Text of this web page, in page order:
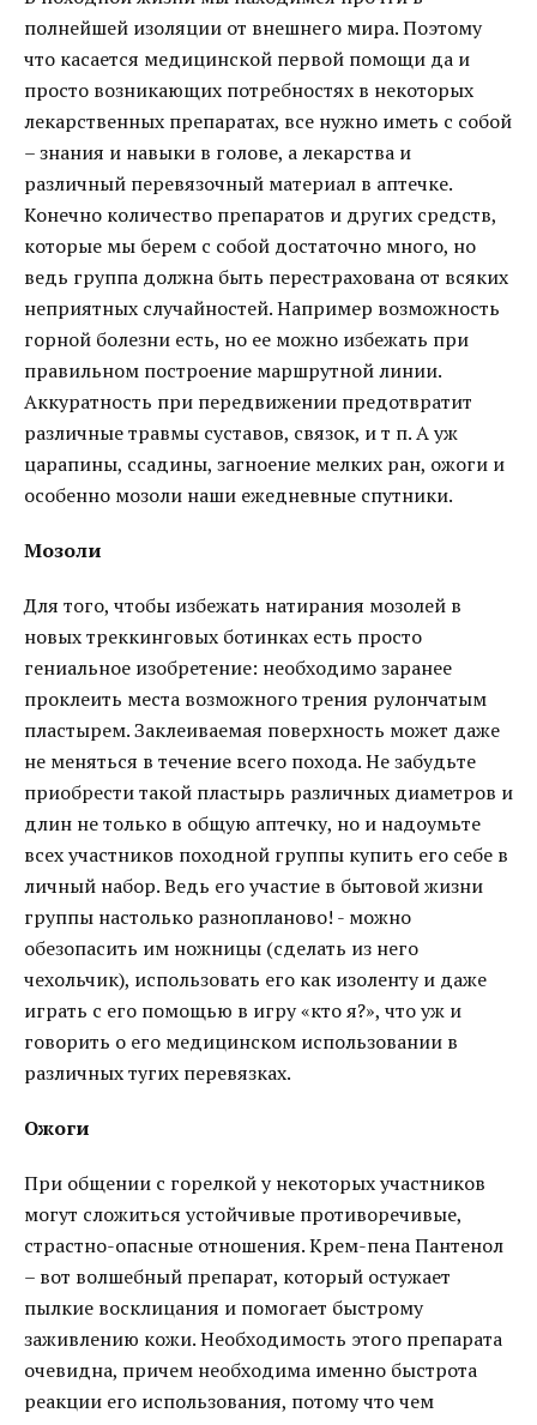
полнейшей изоляции от внешнего мира. Поэтому
что касается медицинской первой помощи да и
просто возникающих потребностях в некоторых
лекарственных препаратах, все нужно иметь с собой
– знания и навыки в голове, а лекарства и
различный перевязочный материал в аптечке.
Конечно количество препаратов и других средств,
которые мы берем с собой достаточно много, но
ведь группа должна быть перестрахована от всяких
неприятных случайностей. Например возможность
горной болезни есть, но ее можно избежать при
правильном построение маршрутной линии.
Аккуратность при передвижении предотвратит
различные травмы суставов, связок, и т п. А уж
царапины, ссадины, загноение мелких ран, ожоги и
особенно мозоли наши ежедневные спутники.
Мозоли
Для того, чтобы избежать натирания мозолей в
новых треккинговых ботинках есть просто
гениальное изобретение: необходимо заранее
проклеить места возможного трения рулончатым
пластырем. Заклеиваемая поверхность может даже
не меняться в течение всего похода. Не забудьте
приобрести такой пластырь различных диаметров и
длин не только в общую аптечку, но и надоумьте
всех участников походной группы купить его себе в
личный набор. Ведь его участие в бытовой жизни
группы настолько разнопланово! - можно
обезопасить им ножницы (сделать из него
чехольчик), использовать его как изоленту и даже
играть с его помощью в игру «кто я?», что уж и
говорить о его медицинском использовании в
различных тугих перевязках.
Ожоги
При общении с горелкой у некоторых участников
могут сложиться устойчивые противоречивые,
страстно-опасные отношения. Крем-пена Пантенол
– вот волшебный препарат, который остужает
пылкие восклицания и помогает быстрому
заживлению кожи. Необходимость этого препарата
очевидна, причем необходима именно быстрота
реакции его использования, потому что чем